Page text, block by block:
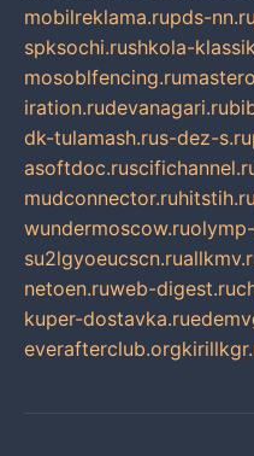
mobilreklama.rupds-nn.ru
spksochi.rushkola-
mosoblfencing.ru
iration.rudevanagari.ru
dk-tulamash.rus-dez-s.ru
asoftdoc.ru
mudconnector.ruhitstih.ru
wundermoscow.ru
su2lgyoeucscn.ru
netoen.ruweb-digest.ru
kuper-dostavka.ru
everafterclub.org